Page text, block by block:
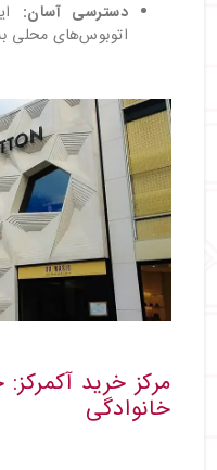
دسترسی آسان:
اتوبوس‌های محلی
مرکز خرید
خانوادگی